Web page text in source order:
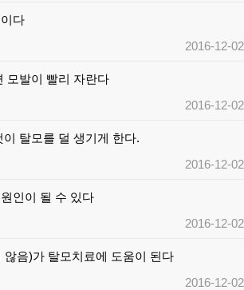
다
2016-12-02
모발이 빨리 자란다
2016-12-02
탈모를 덜 생기게 한다.
2016-12-02
인이 될 수 있다
2016-12-02
않음)가 탈모치료에 도움이 된다
2016-12-02